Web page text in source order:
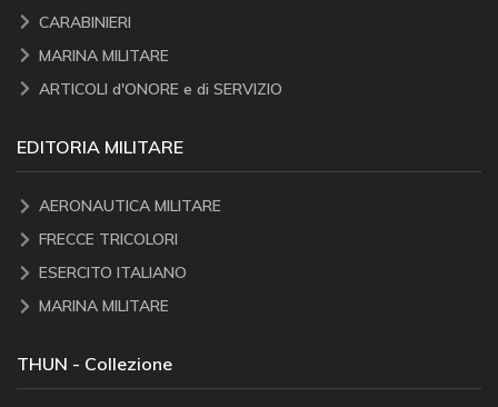
CARABINIERI
MARINA MILITARE
ARTICOLI d'ONORE e di SERVIZIO
EDITORIA MILITARE
AERONAUTICA MILITARE
FRECCE TRICOLORI
ESERCITO ITALIANO
MARINA MILITARE
THUN - Collezione